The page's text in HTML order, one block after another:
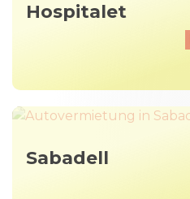
Hospitalet
Sabadell